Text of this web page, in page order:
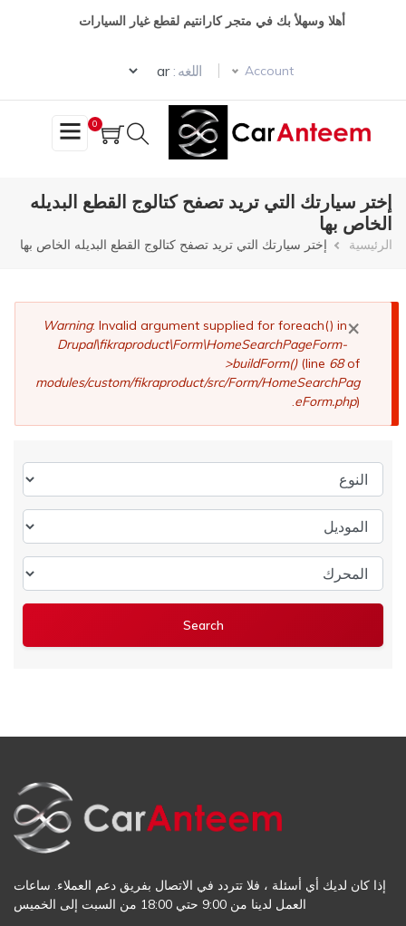
أهلا وسهلأ بك في متجر كارانتيم لقطع غيار السيارات
Account اللغه :
Select your language
0
إختر سيارتك التي تريد تصفح كتالوج القطع البديله
الخاص بها
مسار
الرئيسية إختر سيارتك التي تريد تصفح كتالوج القطع البديله الخاص بها
×
رسالة
الخطأ
Warning: Invalid argument supplied for foreach() in
Drupal\fikraproduct\Form\HomeSearchPageForm-
>buildForm()(line 68of
modules/custom/fikraproduct/src/Form/HomeSearchPag
eForm.php).
النوع
الموديل
المحرك
إذا كان لديك أي أسئلة ، فلا تتردد في الاتصال بفريق دعم العملاء. ساعات
العمل لدينا من 9:00 حتي 18:00 من السبت إلى الخميس